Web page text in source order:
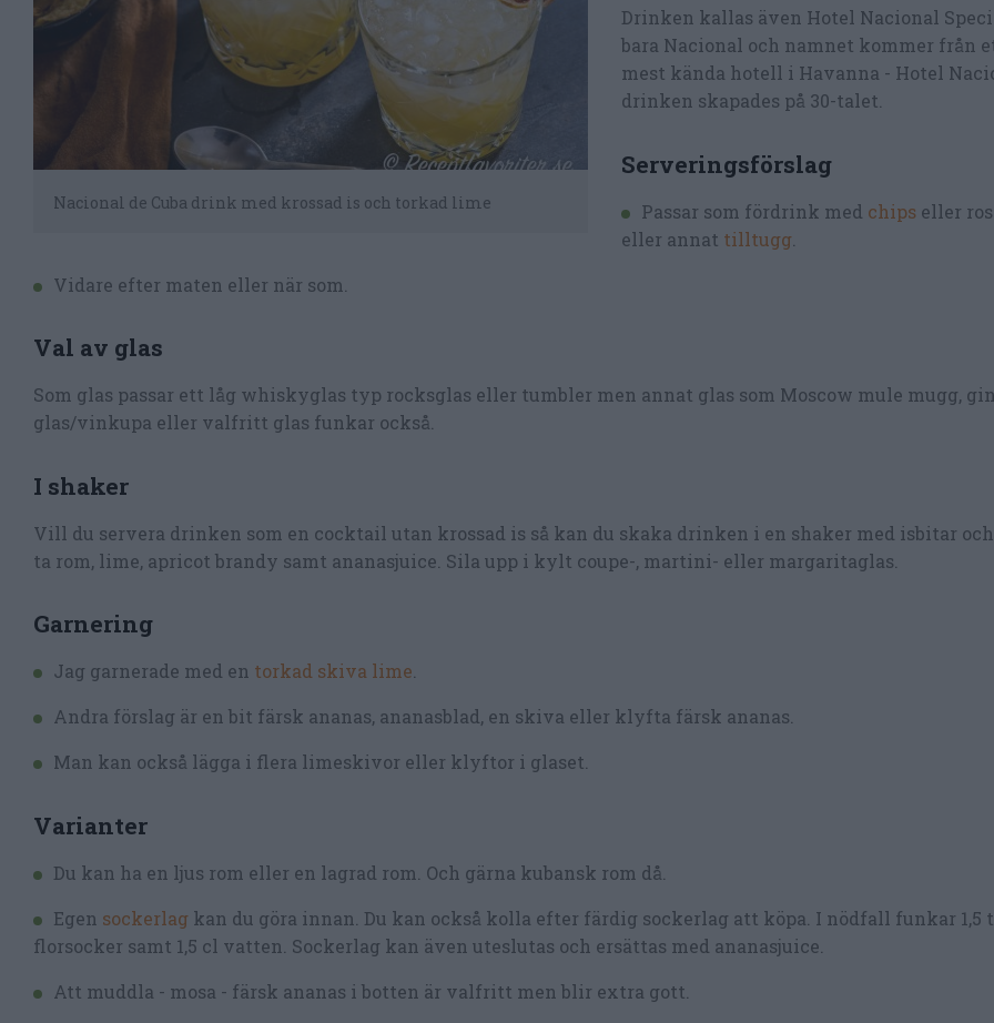
Nacional de Cuba drink med krossad is och torkad lime
Drinken kallas även Hotel Nacional
bara Nacional och namnet kommer från
mest kända hotell i Havanna - Hotel
drinken skapades på 30-talet.
Serveringsförslag
Passar som fördrink med chips eller
eller annat tilltugg
Vidare efter maten eller när som.
Val av glas
Som glas passar ett låg whiskyglas typ rocksglas eller tumbler men annat glas som Moscow mule mugg,
glas/vinkupa eller valfritt glas funkar också.
I shaker
Vill du servera drinken som en cocktail utan krossad is så kan du skaka drinken i en shaker med isbitar
ta rom, lime, apricot brandy samt ananasjuice. Sila upp i kylt coupe-, martini- eller margaritaglas.
Garnering
Jag garnerade med en torkad skiva lime
Andra förslag är en bit färsk ananas, ananasblad, en skiva eller klyfta färsk ananas.
Man kan också lägga i flera limeskivor eller klyftor i glaset.
Varianter
Du kan ha en ljus rom eller en lagrad rom. Och gärna kubansk rom då.
Egen sockerlag kan du göra innan. Du kan också kolla efter färdig sockerlag att köpa. I nödfall funkar 1,5
florsocker samt 1,5 cl vatten. Sockerlag kan även uteslutas och ersättas med ananasjuice.
Att muddla - mosa - färsk ananas i botten är valfritt men blir extra gott.